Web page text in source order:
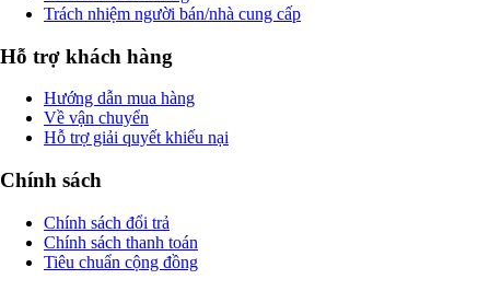
Trách nhiệm người bán/nhà cung cấp
Hỗ trợ khách hàng
Hướng dẫn mua hàng
Về vận chuyển
Hỗ trợ giải quyết khiếu nại
Chính sách
Chính sách đổi trả
Chính sách thanh toán
Tiêu chuẩn cộng đồng